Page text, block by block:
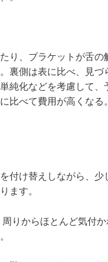
り、ブラケットが舌の
裏側は表に比べ、見づ
純化などを考慮して、
比べて費用が高くなる。
付け替えしながら、少
ます。
周りからほとんど気